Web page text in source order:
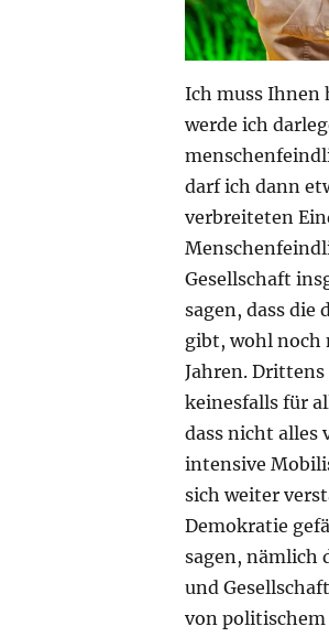
Ich muss Ihnen
werde ich
darf ich dann
verbreiteten
Gesellschaft
sagen, dass die
gibt, wohl noch
Jahren.
keinesfalls für
dass nicht alles
intensive
sich weiter
Demokratie
sagen, nämlich
und
von